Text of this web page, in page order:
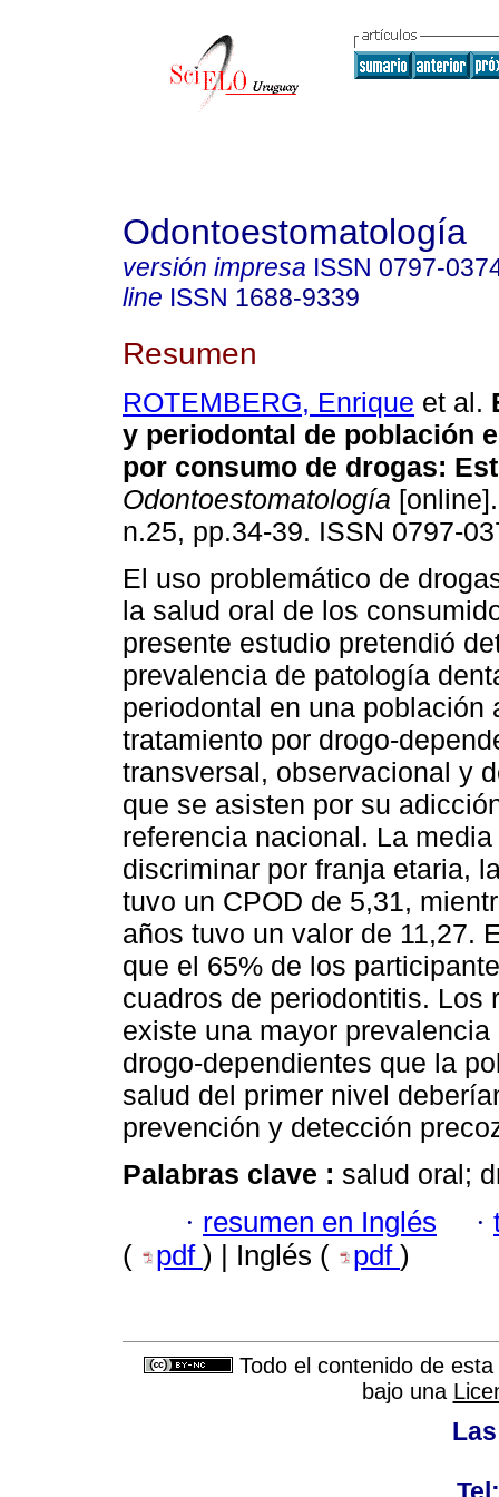
Odontoestomatología
versión impresa ISSN 0797-
line ISSN 1688-9339
Resumen
ROTEMBERG, Enrique et al.
y periodontal de población
por consumo de drogas:
Odontoestomatología
n.25, pp.34-39. ISSN 0797-
El uso problemático de
la salud oral de los
presente estudio pretendió
prevalencia de patología
periodontal en una
tratamiento por drogo-
transversal, observacional y
que se asisten por su
referencia nacional. La
discriminar por franja etaria,
tuvo un CPOD de 5,31,
años tuvo un valor de 11,27.
que el 65% de los
cuadros de periodontitis. Los
existe una mayor
drogo-dependientes que la
salud del primer nivel
prevención y detección
Palabras clave : salud oral;
· resumen en Inglés ·
(
pdf ) | Inglés ( pdf )
Todo el contenido de
bajo una